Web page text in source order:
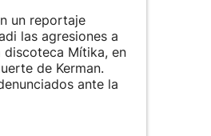
un reportaje
las agresiones a
Mítika, en
de Kerman.
ante la